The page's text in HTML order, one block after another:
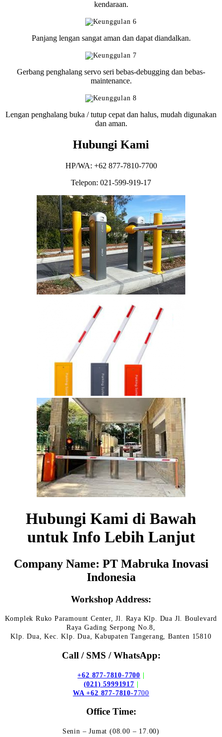
kendaraan.
Panjang lengan sangat aman dan dapat diandalkan.
Gerbang penghalang servo seri bebas-debugging dan bebas-
maintenance.
Lengan penghalang buka / tutup cepat dan halus, mudah digunakan
dan aman.
Hubungi Kami
HP/WA: +62 877-7810-7700
Telepon: 021-599-919-17
Hubungi Kami di Bawah
untuk Info Lebih Lanjut
Company Name: PT Mabruka Inovasi
Indonesia
Workshop Address:
Komplek Ruko Paramount Center, Jl. Raya Klp. Dua Jl. Boulevard
Raya Gading Serpong No.8,
Klp. Dua, Kec. Klp. Dua, Kabupaten Tangerang, Banten 15810
Call / SMS / WhatsApp:
+62 877-7810-7700 |
(021) 59991917 |
WA +62 877-7810-7700
Office Time:
Senin – Jumat (08.00 – 17.00)